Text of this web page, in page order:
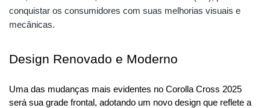
conquistar os consumidores com suas melhorias visuais e
mecânicas.
Design Renovado e Moderno
Uma das mudanças mais evidentes no Corolla Cross 2025
será sua grade frontal, adotando um novo design que reflete a